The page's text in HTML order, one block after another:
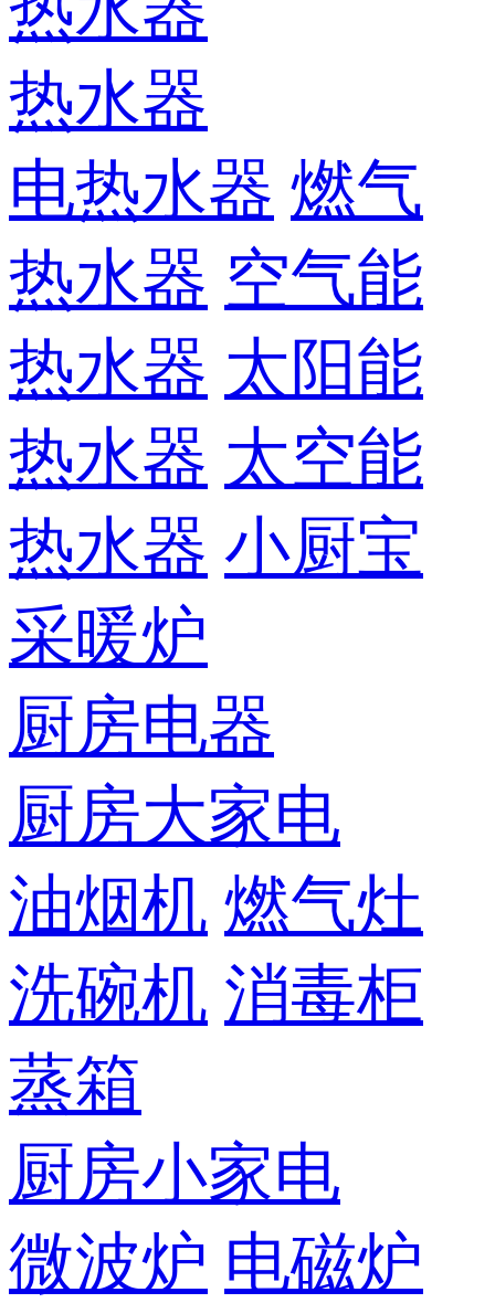
热水器
电热水器 燃气
热水器 空气能
热水器 太阳能
热水器 太空能
热水器 小厨宝
采暖炉
厨房电器
厨房大家电
油烟机 燃气灶
洗碗机 消毒柜
蒸箱
厨房小家电
微波炉 电磁炉